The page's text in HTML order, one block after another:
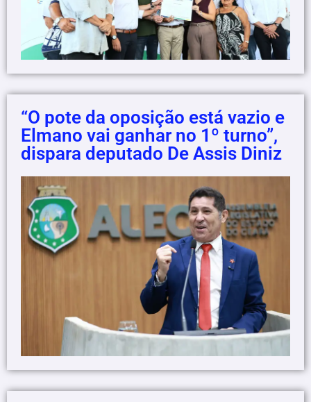
“O pote da oposição está vazio e
Elmano vai ganhar no 1º turno”,
dispara deputado De Assis Diniz